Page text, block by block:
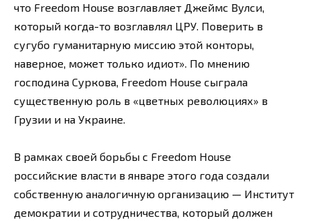
что Freedom House возглавляет Джеймс Вулси,
который когда-то возглавлял ЦРУ. Поверить в
сугубо гуманитарную миссию этой конторы,
наверное, может только идиот». По мнению
господина Суркова, Freedom House сыграла
существенную роль в «цветных революциях» в
Грузии и на Украине.
В рамках своей борьбы с Freedom House
российские власти в январе этого года создали
собственную аналогичную организацию — Институт
демократии и сотрудничества, который должен